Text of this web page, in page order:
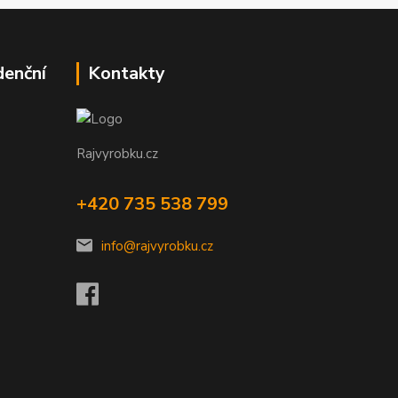
Kontakty
Rajvyrobku.cz
+420 735 538 799
info@rajvyrobku.cz